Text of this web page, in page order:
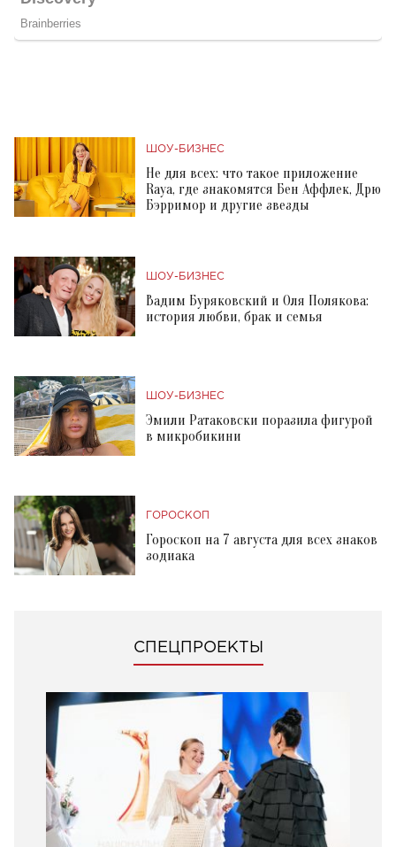
ШОУ-БИЗНЕС
Не для всех: что такое приложение
Raya, где знакомятся Бен Аффлек, Дрю
Бэрримор и другие звезды
ШОУ-БИЗНЕС
Вадим Буряковский и Оля Полякова:
история любви, брак и семья
ШОУ-БИЗНЕС
Эмили Ратаковски поразила фигурой
в микробикини
ГОРОСКОП
Гороскоп на 7 августа для всех знаков
зодиака
СПЕЦПРОЕКТЫ